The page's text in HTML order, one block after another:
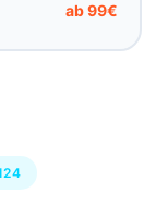
ab 99€